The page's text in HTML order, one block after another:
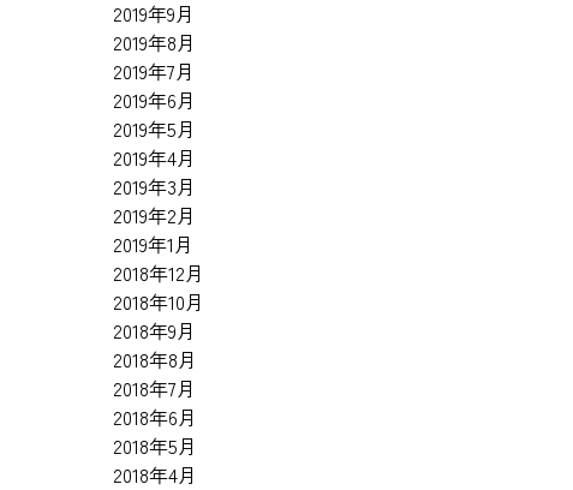
2019年9月
2019年8月
2019年7月
2019年6月
2019年5月
2019年4月
2019年3月
2019年2月
2019年1月
2018年12月
2018年10月
2018年9月
2018年8月
2018年7月
2018年6月
2018年5月
2018年4月